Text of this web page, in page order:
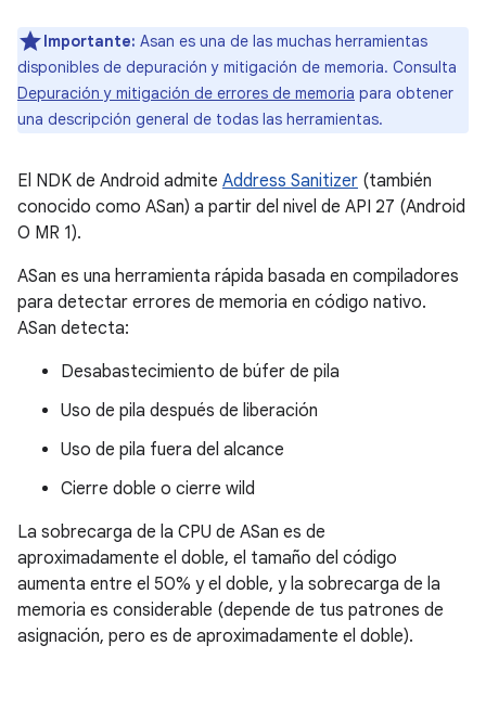
Importante: Asan es una de las muchas herramientas
disponibles de depuración y mitigación de memoria. Consulta
Depuración y mitigación de errores de memoria para obtener
una descripción general de todas las herramientas.
El NDK de Android admite Address Sanitizer (también
conocido como ASan) a partir del nivel de API 27 (Android
O MR 1).
ASan es una herramienta rápida basada en compiladores
para detectar errores de memoria en código nativo.
ASan detecta:
Desabastecimiento de búfer de pila
Uso de pila después de liberación
Uso de pila fuera del alcance
Cierre doble o cierre wild
La sobrecarga de la CPU de ASan es de
aproximadamente el doble, el tamaño del código
aumenta entre el 50% y el doble, y la sobrecarga de la
memoria es considerable (depende de tus patrones de
asignación, pero es de aproximadamente el doble).